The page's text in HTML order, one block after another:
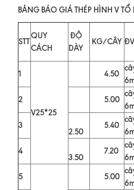
BẢNG BÁO GIÁ THÉP HÌNH V TỔ
STT
QUY
CÁCH
ĐỘ
DÀY
KG/CÂY
1
V25*25
4.50
2
5.00
3
2.50
5.40
4
3.50
7.20
5
5.00